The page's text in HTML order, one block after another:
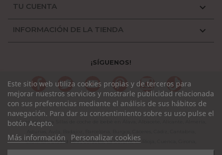
TU CUENTA 
INFORMACIÓN DE LA TIENDA 
¡SÍGUENOS!
FacebookTwitter YouTubePinterestInstagramTikTok
Este sitio web utiliza cookies propias y de terceros para
mejorar nuestros servicios y mostrarle publicidad relacionada
con sus preferencias mediante el análisis de sus hábitos de
navegación. Para dar su consentimiento sobre su uso pulse el
botón Acepto.
Más información Personalizar cookies
Accesorios para Sillas de coche de bebé en Álava, Albacete, Alicante, Almería,
Castellón, Ciudad Real, Córdoba, La Coruña, La Rioja, Cuenca, Girona,
Granada, Guadalajara, Guipuzcoa, Huelva, Huesca, Jaen, León, Lleida, Lugo,